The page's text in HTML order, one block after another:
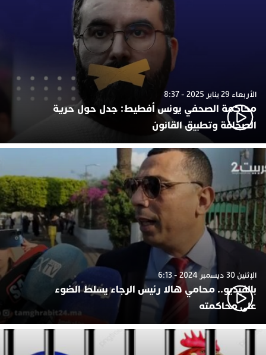
الأربعاء 29 يناير 2025 - 8:37
محاكمة الصحفي يونس أفطيط: جدل حول حرية
الصحافة وتطبيق القانون
الإثنين 30 ديسمبر 2024 - 6:13
بالفيديو.. محامي هالا رئيس الرجاء يسلط الضوء
على محاكمته